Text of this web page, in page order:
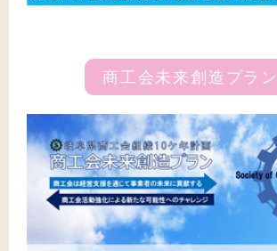
商工会未来創造プラン